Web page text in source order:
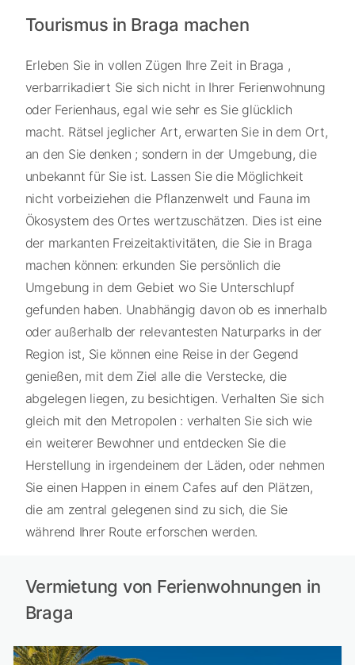
Tourismus in Braga machen
Erleben Sie in vollen Zügen Ihre Zeit in Braga ,
verbarrikadiert Sie sich nicht in Ihrer Ferienwohnung
oder Ferienhaus, egal wie sehr es Sie glücklich
macht. Rätsel jeglicher Art, erwarten Sie in dem Ort,
an den Sie denken ; sondern in der Umgebung, die
unbekannt für Sie ist. Lassen Sie die Möglichkeit
nicht vorbeiziehen die Pflanzenwelt und Fauna im
Ökosystem des Ortes wertzuschätzen. Dies ist eine
der markanten Freizeitaktivitäten, die Sie in Braga
machen können: erkunden Sie persönlich die
Umgebung in dem Gebiet wo Sie Unterschlupf
gefunden haben. Unabhängig davon ob es innerhalb
oder außerhalb der relevantesten Naturparks in der
Region ist, Sie können eine Reise in der Gegend
genießen, mit dem Ziel alle die Verstecke, die
abgelegen liegen, zu besichtigen. Verhalten Sie sich
gleich mit den Metropolen : verhalten Sie sich wie
ein weiterer Bewohner und entdecken Sie die
Herstellung in irgendeinem der Läden, oder nehmen
Sie einen Happen in einem Cafes auf den Plätzen,
die am zentral gelegenen sind zu sich, die Sie
während Ihrer Route erforschen werden.
Vermietung von Ferienwohnungen in
Braga